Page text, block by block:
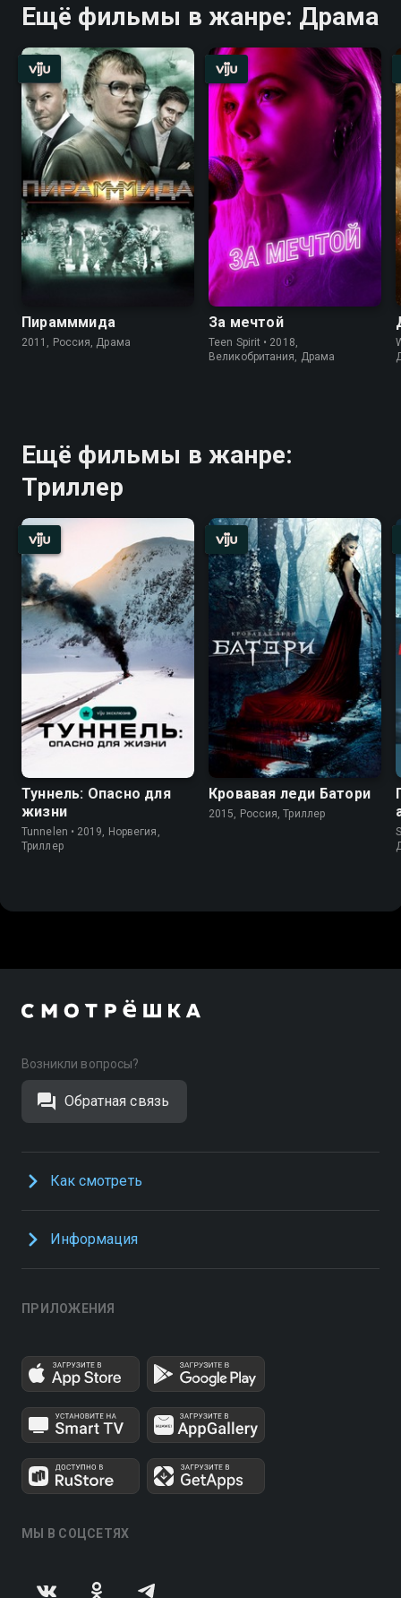
Ещё фильмы в жанре: Драма
Пирамммида
2011, Россия, Драма
За мечтой
Teen Spirit • 2018,
Великобритания, Драма
Ещё фильмы в жанре:
Триллер
Туннель: Опасно для
жизни
Tunnelen • 2019, Норвегия,
Триллер
Кровавая леди Батори
2015, Россия, Триллер
Возникли вопросы?
Обратная связь
Как смотреть
Информация
ПРИЛОЖЕНИЯ
МЫ В СОЦСЕТЯХ